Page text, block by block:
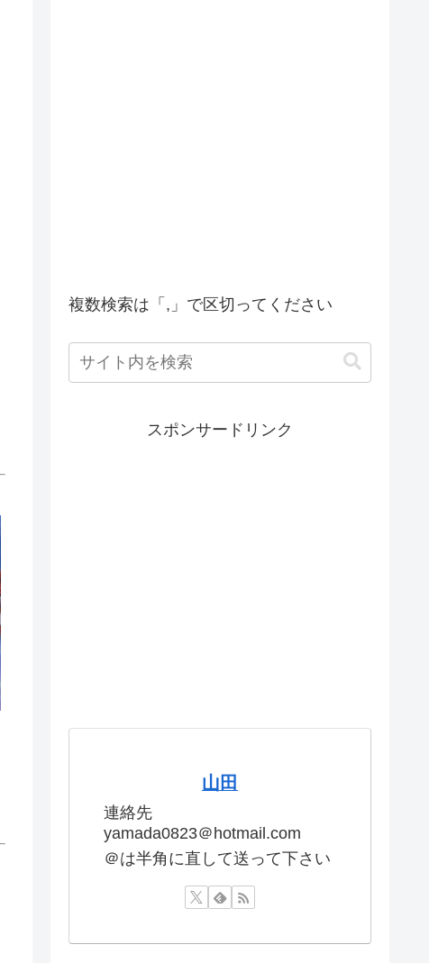
複数検索は「,」で区切ってください
スポンサードリンク
山田
連絡先
yamada0823＠hotmail.com
＠は半角に直して送って下さい